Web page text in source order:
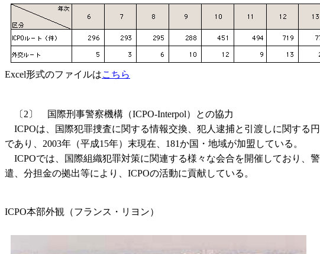
Excel形式のファイルはこちら
〔2〕 国際刑事警察機構（ICPO-Interpol）との協力
ICPOは、国際犯罪捜査に関する情報交換、犯人逮捕と引渡しに関する
であり、2003年（平成15年）末現在、181か国・地域が加盟している。
ICPOでは、国際組織犯罪対策に関連する様々な会合を開催しており、
遣、分担金の拠出等により、ICPOの活動に貢献している。
ICPO本部外観（フランス・リヨン）